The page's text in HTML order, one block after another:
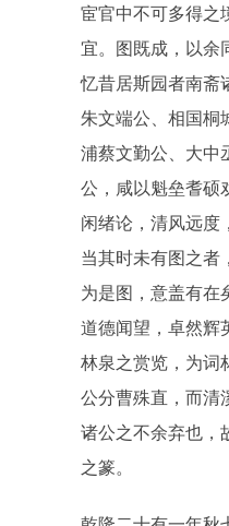
宦官中不可多得之
宜。图既成，以余
忆昔居斯园者南斋
朱文端公、相国桐
浦蔡文勤公、大中
公，咸以魁垒耆硕
闲绪论，清风远度
当其时未有图之者
为是图，意盖有在
道德闻望，卓然辉
林泉之赏览，为词
公分曹殊直，而清
诸公之不余弃也，
之篆。